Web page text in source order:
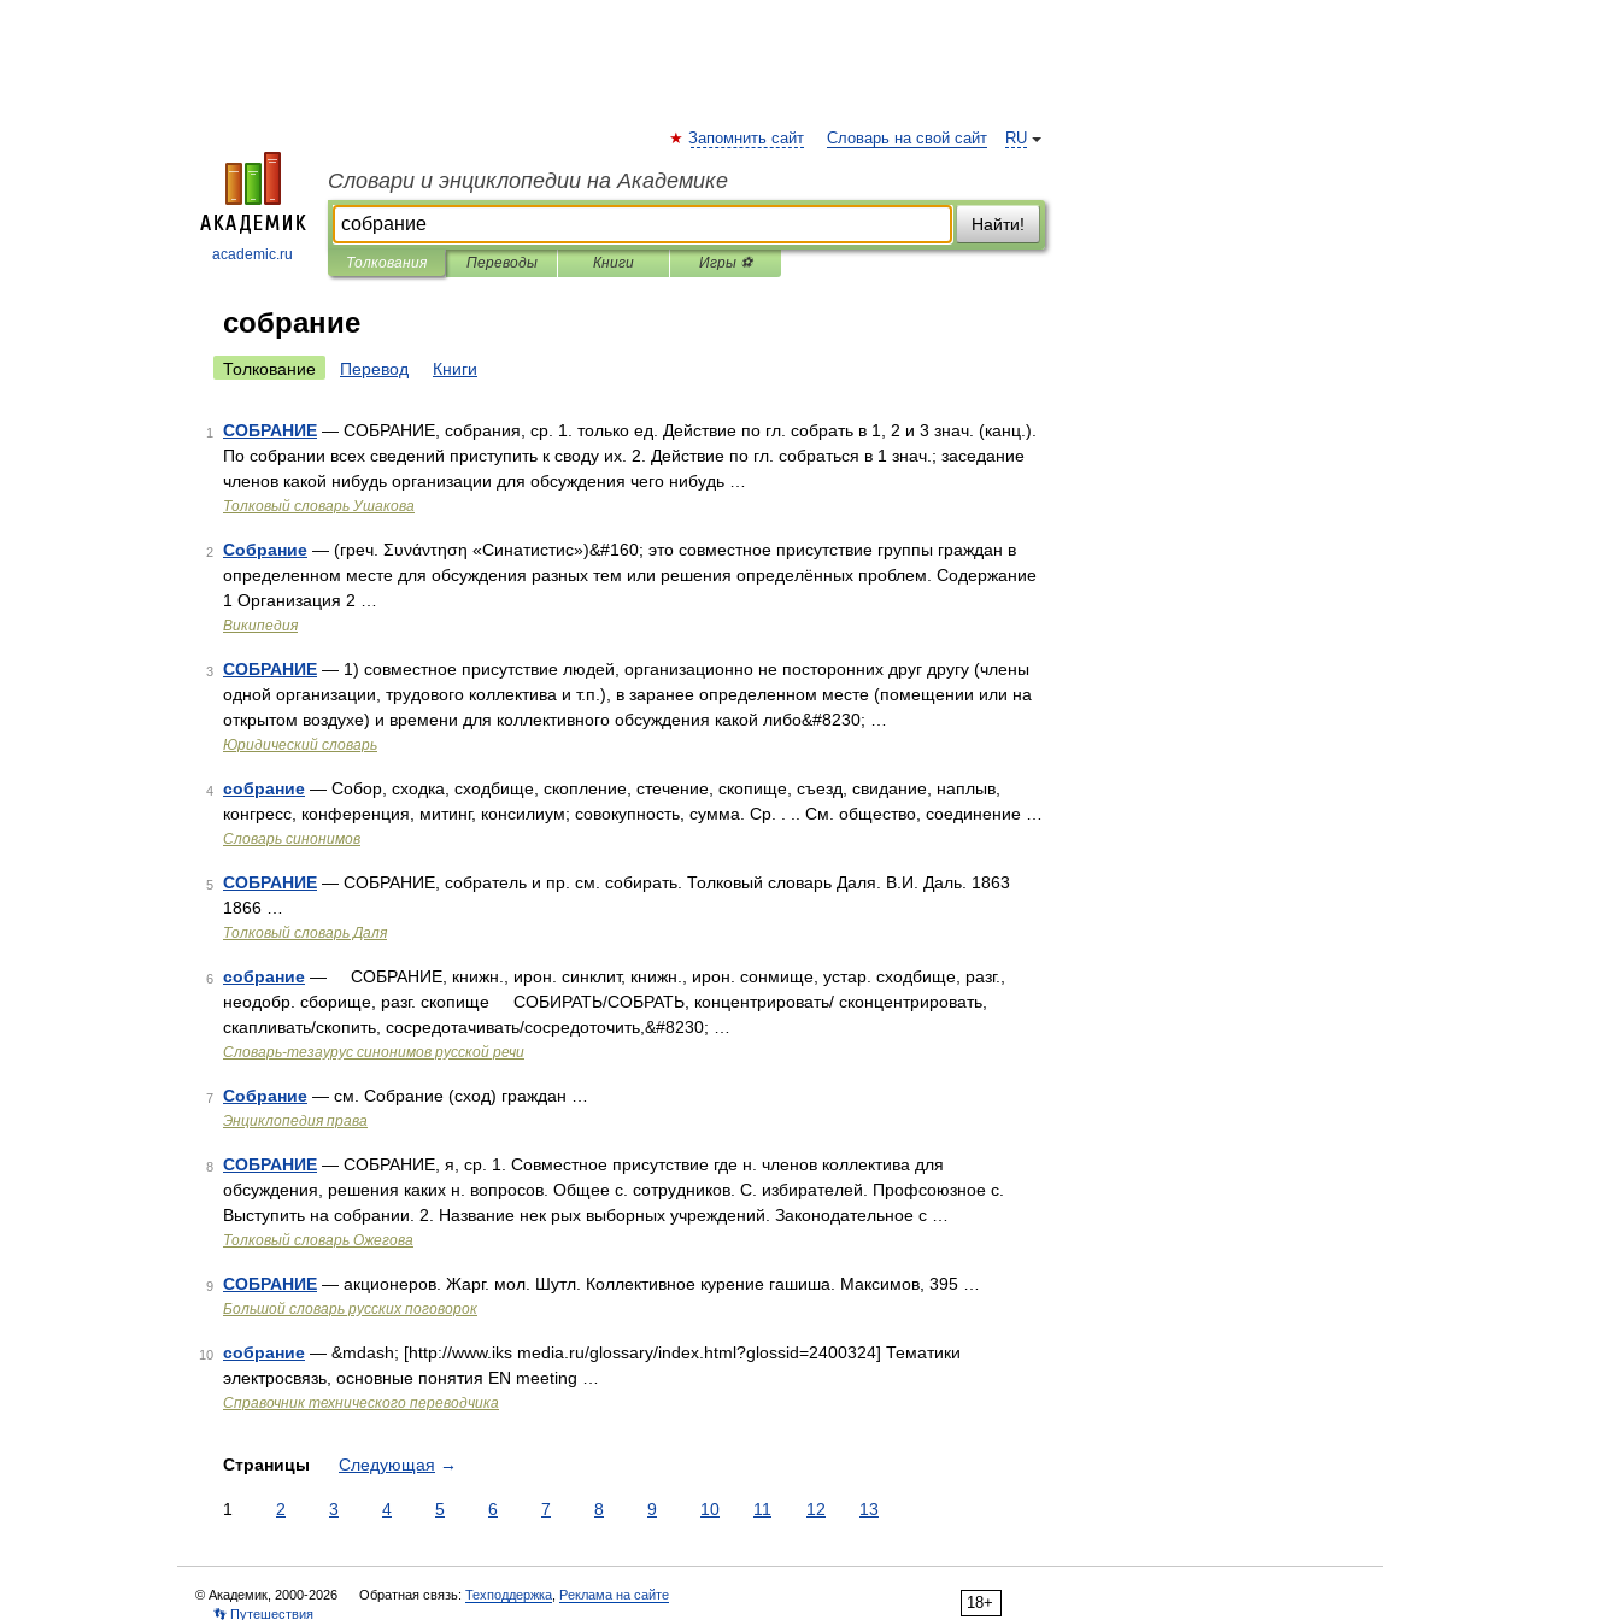
academic.ru
RU
Запомнить сайт Словарь на свой сайт
Словари и энциклопедии на Академике
Найти!
Толкования Переводы Книги Игры ⚽
собрание
Толкование Перевод Книги
1 СОБРАНИЕ — СОБРАНИЕ, собрания, ср. 1. только ед. Действие по гл. собрать в 1, 2 и 3 знач. (канц.).
По собрании всех сведений приступить к своду их. 2. Действие по гл. собраться в 1 знач.; заседание
членов какой нибудь организации для обсуждения чего нибудь …
Толковый словарь Ушакова
2 Собрание — (греч. Συνάντηση «Cинатистис»)&#160; это совместное присутствие группы граждан в
определенном месте для обсуждения разных тем или решения определённых проблем. Содержание
1 Организация 2 …
Википедия
3 СОБРАНИЕ — 1) совместное присутствие людей, организационно не посторонних друг другу (члены
одной организации, трудового коллектива и т.п.), в заранее определенном месте (помещении или на
открытом воздухе) и времени для коллективного обсуждения какой либо&#8230; …
Юридический словарь
4 собрание — Собор, сходка, сходбище, скопление, стечение, скопище, съезд, свидание, наплыв,
конгресс, конференция, митинг, консилиум; совокупность, сумма. Ср. . .. См. общество, соединение …
Словарь синонимов
5 СОБРАНИЕ — СОБРАНИЕ, собратель и пр. см. собирать. Толковый словарь Даля. В.И. Даль. 1863
1866 …
Толковый словарь Даля
6 собрание — СОБРАНИЕ, книжн., ирон. синклит, книжн., ирон. сонмище, устар. сходбище, разг.,
неодобр. сборище, разг. скопище СОБИРАТЬ/СОБРАТЬ, концентрировать/ сконцентрировать,
скапливать/скопить, сосредотачивать/сосредоточить,&#8230; …
Словарь-тезаурус синонимов русской речи
7 Собрание — см. Собрание (сход) граждан …
Энциклопедия права
8 СОБРАНИЕ — СОБРАНИЕ, я, ср. 1. Совместное присутствие где н. членов коллектива для
обсуждения, решения каких н. вопросов. Общее с. сотрудников. С. избирателей. Профсоюзное с.
Выступить на собрании. 2. Название нек рых выборных учреждений. Законодательное с …
Толковый словарь Ожегова
9 СОБРАНИЕ — акционеров. Жарг. мол. Шутл. Коллективное курение гашиша. Максимов, 395 …
Большой словарь русских поговорок
10 собрание — &mdash; [http://www.iks media.ru/glossary/index.html?glossid=2400324] Тематики
электросвязь, основные понятия EN meeting …
Справочник технического переводчика
Страницы Следующая →
1 2 3 4 5 6 7 8 9 10 11 12 13
18+
© Академик, 2000-2026 Обратная связь: Техподдержка Реклама на сайте
👣 Путешествия